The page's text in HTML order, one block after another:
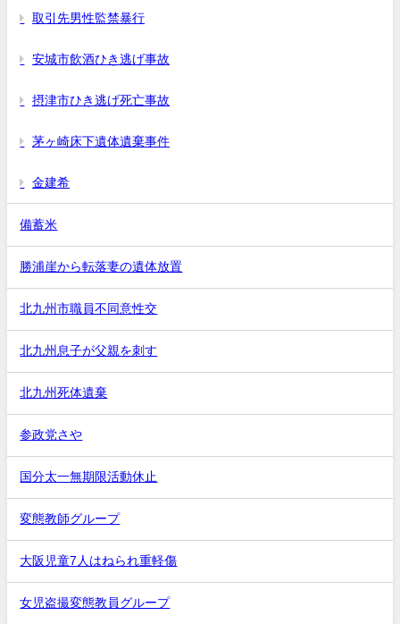
取引先男性監禁暴行
安城市飲酒ひき逃げ事故
摂津市ひき逃げ死亡事故
茅ヶ崎床下遺体遺棄事件
金建希
備蓄米
勝浦崖から転落妻の遺体放置
北九州市職員不同意性交
北九州息子が父親を刺す
北九州死体遺棄
参政党さや
国分太一無期限活動休止
変態教師グループ
大阪児童7人はねられ重軽傷
女児盗撮変態教員グループ